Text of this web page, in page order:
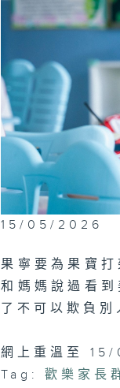
15/05/2026
果寧要為果寶
和媽媽說過看
了不可以欺負別
網上重溫至
Tag:
歡樂家長